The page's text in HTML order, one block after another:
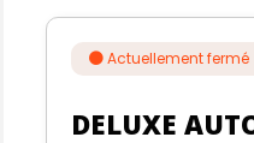
Nos services
avec acompte stripe et
Actuellement fermé
DELUXE